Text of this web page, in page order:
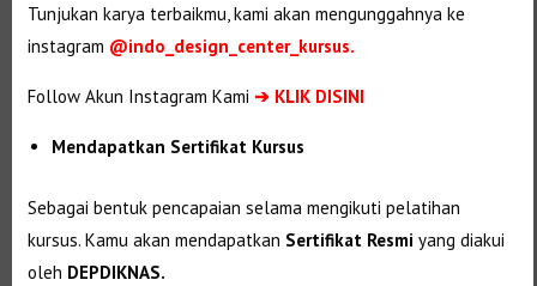
Tunjukan karya terbaikmu, kami akan mengunggahnya ke
instagram @indo_design_center_kursus.
Follow Akun Instagram Kami➔ KLIK DISINI
Mendapatkan Sertifikat Kursus
Sebagai bentuk pencapaian selama mengikuti pelatihan
kursus. Kamu akan mendapatkan Sertifikat Resmi yang diakui
oleh DEPDIKNAS.